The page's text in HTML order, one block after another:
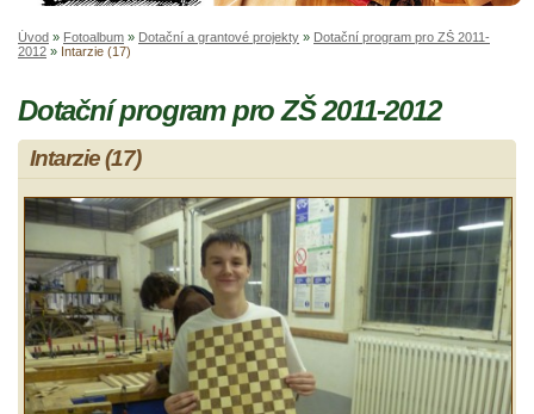
Úvod » Fotoalbum » Dotační a grantové projekty » Dotační program pro ZŠ 2011-
2012 » Intarzie (17)
Dotační program pro ZŠ 2011-2012
Intarzie (17)